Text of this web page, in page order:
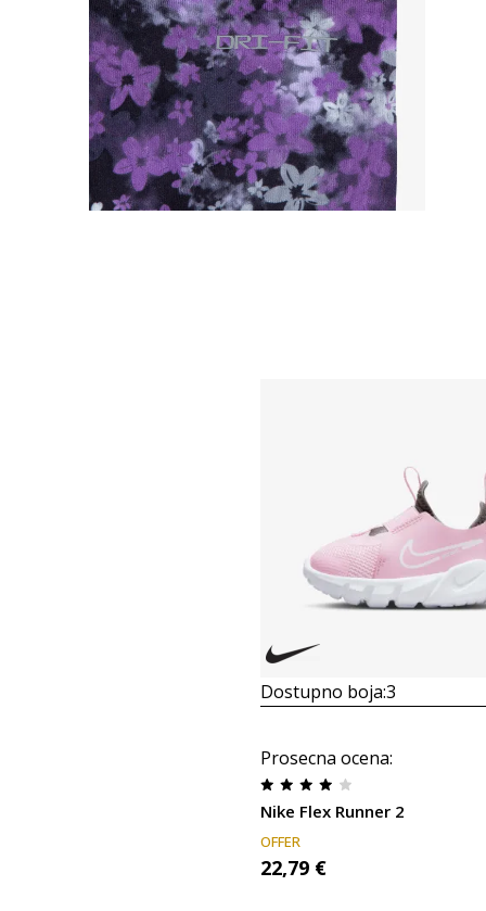
Dostupno boja:3
Prosecna ocena:
Nike Flex Runner 2
OFFER
22,79 €